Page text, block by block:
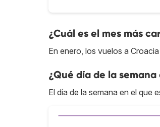
¿Cuál es el mes más
En enero, los vuelos a
¿Qué día de la
El día de la semana en el que